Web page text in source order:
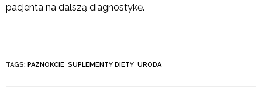
pacjenta na dalszą diagnostykę.
TAGS: PAZNOKCIE, SUPLEMENTY DIETY, URODA